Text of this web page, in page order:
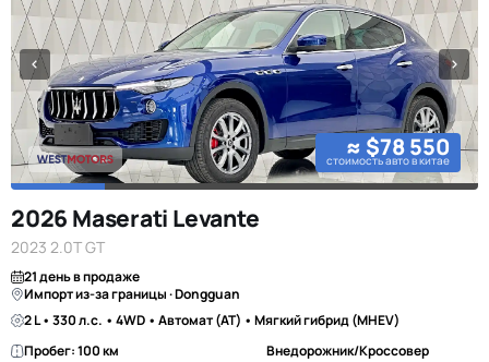
≈ $78 550
стоимость авто в китае
2026 Maserati Levante
2023 2.0T GT
21 день в продаже
Импорт из-за границы · Dongguan
2 L • 330 л.с. • 4WD • Автомат (AT) • Мягкий гибрид (MHEV)
Пробег: 100 км
Внедорожник/Кроссовер